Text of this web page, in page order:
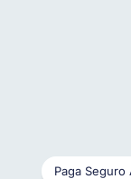
Paga Seguro